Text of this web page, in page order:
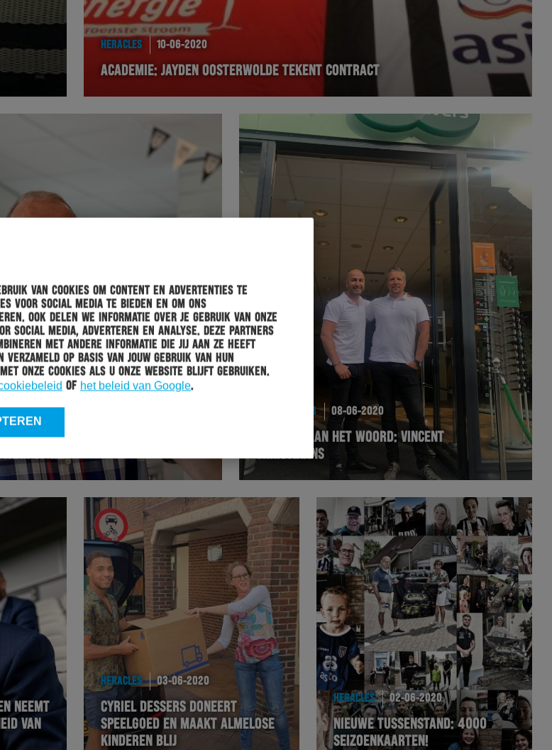
van cookies om content en advertenties te
voor social media te bieden en om ons
Ook delen we informatie over je gebruik van onze
social media, adverteren en analyse. Deze partners
met andere informatie die jij aan ze heeft
op basis van jouw gebruik van hun
onze cookies als u onze website blijft gebruiken.
of het beleid van Google.
HERACLES 10-06-2020
ACADEMIE: JAYDEN OOSTERWOLDE TEKENT CONTRACT
08-06-2020
VERLENGT SEIZOENKAART:
JAAR OP RIJ
BUSINESSCLUB 08-06-2020
SPONSOR AAN HET WOORD: VINCENT
CHRISTIAANS
NEEMT
VAN
HERACLES 03-06-2020
CYRIEL DESSERS DONEERT
SPEELGOED EN MAAKT ALMELOSE
KINDEREN BLIJ
HERACLES 02-06-2020
NIEUWE TUSSENSTAND: 4000
SEIZOENKAARTEN!